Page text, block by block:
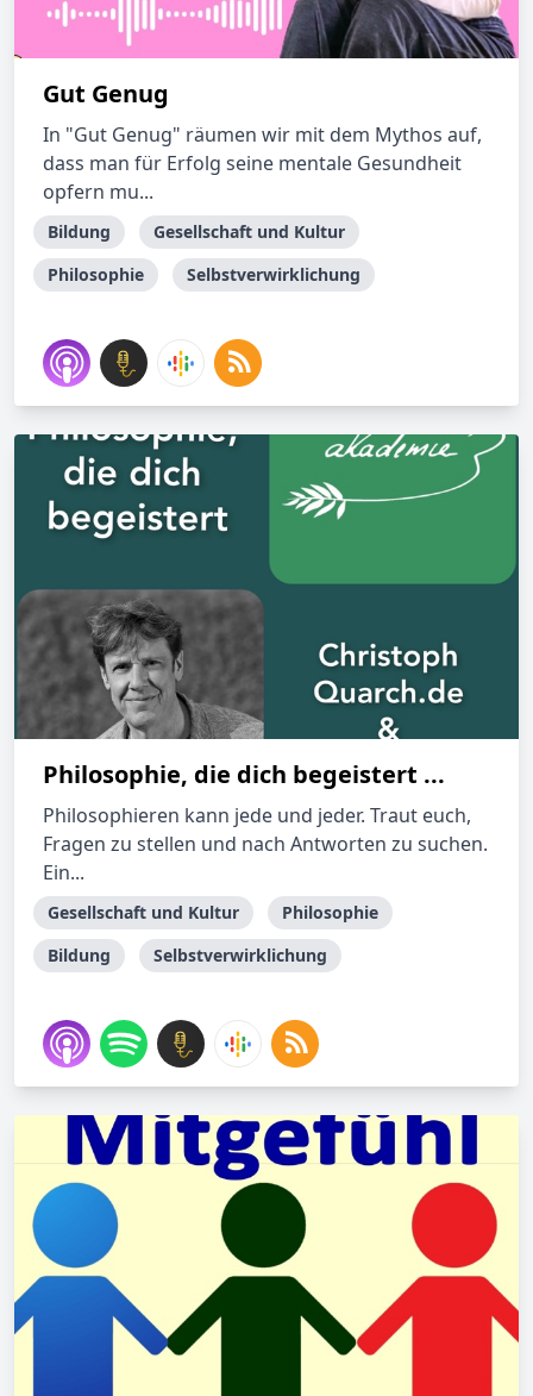
Gut Genug
In "Gut Genug" räumen wir mit dem Mythos auf,
dass man für Erfolg seine mentale Gesundheit
opfern mu...
Bildung
Gesellschaft und Kultur
Philosophie
Selbstverwirklichung
Philosophie, die dich begeistert ...
Philosophieren kann jede und jeder. Traut euch,
Fragen zu stellen und nach Antworten zu suchen.
Ein...
Gesellschaft und Kultur
Philosophie
Bildung
Selbstverwirklichung